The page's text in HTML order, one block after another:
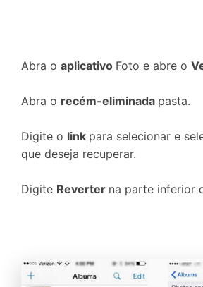
Abra o aplicativo Foto e abre o
Abra o recém-eliminada pasta.
Digite o link para selecionar e
que deseja recuperar.
Digite Reverter na parte inferior